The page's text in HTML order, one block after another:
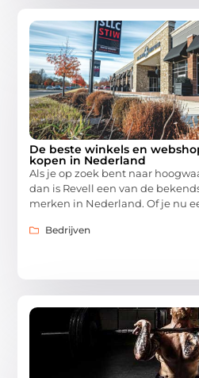
De beste winkels en
kopen in Nederland
Als je op zoek bent naar
dan is Revell een van de
merken in Nederland. Of je nu
Bedrijven